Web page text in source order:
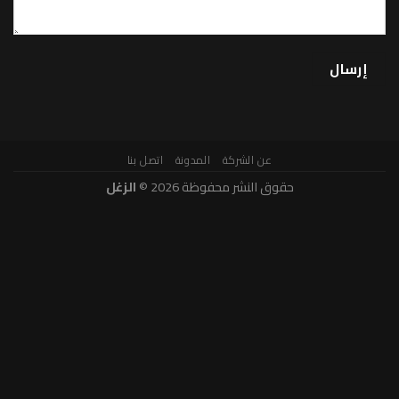
المدونة اتصل بنا
حقوق النشر محفوظة 2026 © الزغل